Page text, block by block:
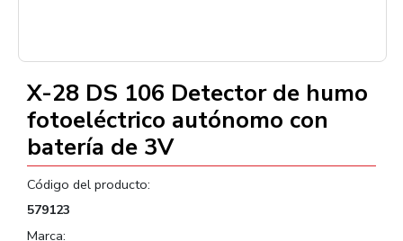
X-28 DS 106 Detector de humo
fotoeléctrico autónomo con
batería de 3V
Código del producto:
579123
Marca: